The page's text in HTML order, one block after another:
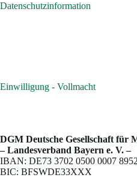
Datenschutzinformation
Einwilligung - Vollmacht
DGM Deutsche Gesellschaft für
– Landesverband Bayern e. V. –
IBAN: DE73 3702 0500 0007
BIC: BFSWDE33XXX